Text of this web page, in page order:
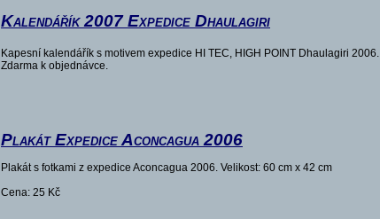
Kalendářík 2007 Expedice Dhaulagiri
Kapesní kalendářík s motivem expedice HI TEC, HIGH POINT Dhaulagiri 2006.
Zdarma k objednávce.
Plakát Expedice Aconcagua 2006
Plakát s fotkami z expedice Aconcagua 2006. Velikost: 60 cm x 42 cm
Cena: 25 Kč